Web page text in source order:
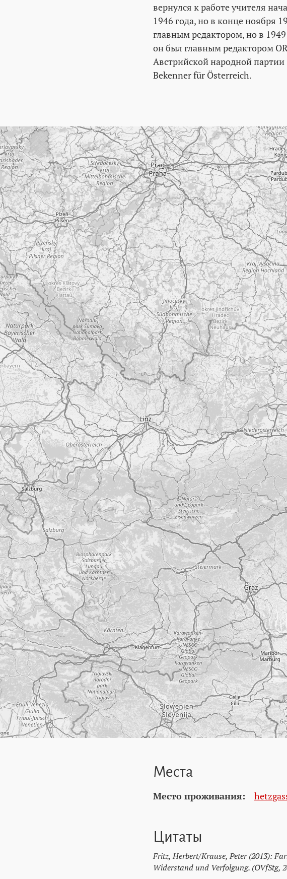
вернулся к работе учителя
1946 года, но в конце ноября
главным редактором, но в
он был главным редактором
Австрийской народной
Bekenner für Österreich.
Пропустить карту
Места
Место проживания:
Цитаты
Fritz, Herbert/Krause, Peter (2013):
Widerstand und Verfolgung. (ÖVfStg,